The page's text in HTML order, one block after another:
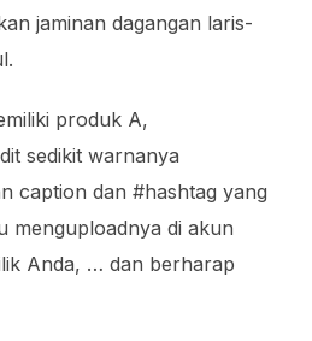
jaminan dagangan laris-
produk A,
sedikit warnanya
caption dan #hashtag yang
menguploadnya di akun
Anda, … dan berharap